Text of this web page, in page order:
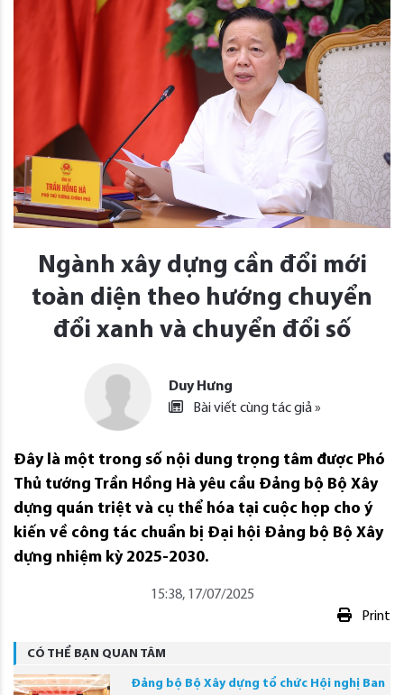
Ngành xây dựng cần đổi mới
toàn diện theo hướng chuyển
đổi xanh và chuyển đổi số
Duy Hưng
Bài viết cùng tác giả »
Đây là một trong số nội dung trọng tâm được Phó
Thủ tướng Trần Hồng Hà yêu cầu Đảng bộ Bộ Xây
dựng quán triệt và cụ thể hóa tại cuộc họp cho ý
kiến về công tác chuẩn bị Đại hội Đảng bộ Bộ Xây
dựng nhiệm kỳ 2025-2030.
15:38, 17/07/2025
Print
CÓ THỂ BẠN QUAN TÂM
Đảng bộ Bộ Xây dựng tổ chức Hội nghị Ban